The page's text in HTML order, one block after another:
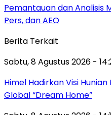
Pemantauan dan Analisis
Pers, dan AEO
Berita Terkait
Sabtu, 8 Agustus 2026 -
Himel Hadirkan Visi
Global “Dream Home”